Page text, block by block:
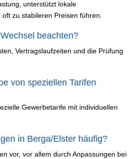
unterstützt lokale
zu stabileren Preisen führen.
beachten?
Vertragslaufzeiten und die Prüfung
von speziellen Tarifen
Gewerbetarife mit individuellen
in Berga/Elster häufig?
vor, vor allem durch Anpassungen bei